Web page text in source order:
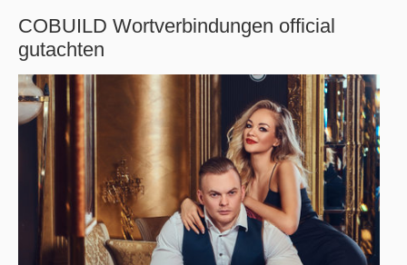
COBUILD Wortverbindungen official
gutachten